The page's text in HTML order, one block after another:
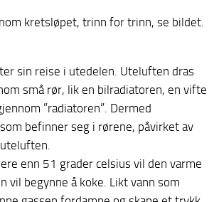
kretsløpet, trinn for trinn, se bildet.
sin reise i utedelen. Uteluften dras
små rør, lik en bilradiatoren, en vifte
”radiatoren”. Dermed
befinner seg i rørene, påvirket av
enn 51 grader celsius vil den varme
vil begynne å koke. Likt vann som